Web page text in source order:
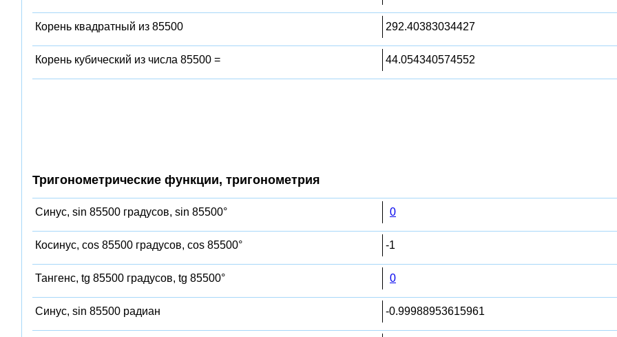
Корень квадратный из 85500 292.40383034427
Корень кубический из числа 85500 = 44.054340574552
Тригонометрические функции, тригонометрия
Синус, sin 85500 градусов, sin 85500° 0
Косинус, cos 85500 градусов, cos 85500° -1
Тангенс, tg 85500 градусов, tg 85500° 0
Синус, sin 85500 радиан -0.99988953615961